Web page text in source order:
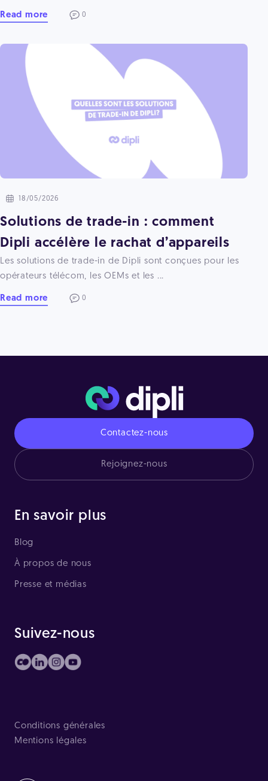
Read more 0
18/05/2026
Solutions de trade-in : comment
Dipli accélère le rachat d’appareils
Les solutions de trade-in de Dipli sont conçues pour les
opérateurs télécom, les OEMs et les ...
Read more 0
Contactez-nous
Rejoignez-nous
En savoir plus
Blog
À propos de nous
Presse et médias
Suivez-nous
Conditions générales
Mentions légales